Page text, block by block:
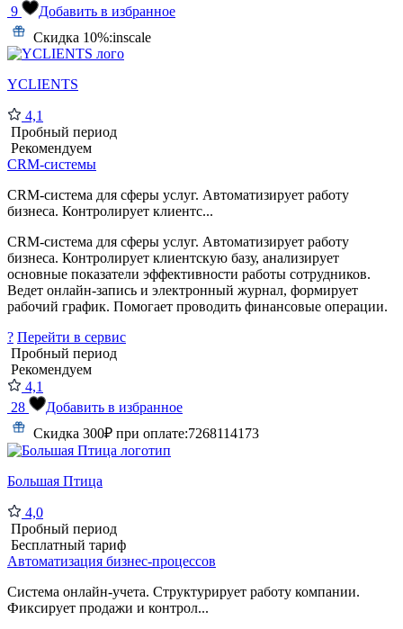
9
Добавить в избранное
Скидка 10%:inscale
YCLIENTS
4,1
Пробный период
Рекомендуем
CRM-системы
CRM-система для сферы услуг. Автоматизирует работу
бизнеса. Контролирует клиентс...
CRM-система для сферы услуг. Автоматизирует работу
бизнеса. Контролирует клиентскую базу, анализирует
основные показатели эффективности работы сотрудников.
Ведет онлайн-запись и электронный журнал, формирует
рабочий график. Помогает проводить финансовые операции.
? Перейти в сервис
Пробный период
Рекомендуем
4,1
28
Добавить в избранное
Скидка 300₽ при оплате:7268114173
Большая Птица
4,0
Пробный период
Бесплатный тариф
Автоматизация бизнес-процессов
Система онлайн-учета. Структурирует работу компании.
Фиксирует продажи и контрол...